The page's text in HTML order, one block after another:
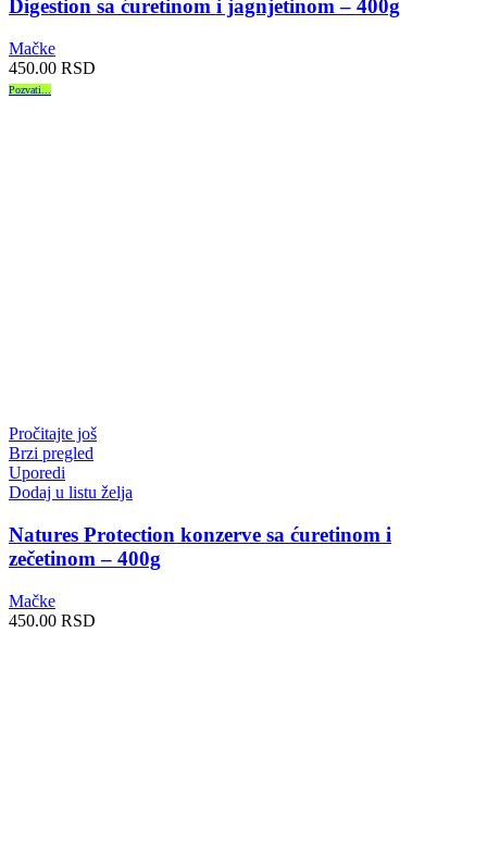
Digestion sa ćuretinom i jagnjetinom – 400g
Mačke
450.00 RSD
Pozvati...
Pročitajte još
Brzi pregled
Uporedi
Dodaj u listu želja
Natures Protection konzerve sa ćuretinom i
zečetinom – 400g
Mačke
450.00 RSD